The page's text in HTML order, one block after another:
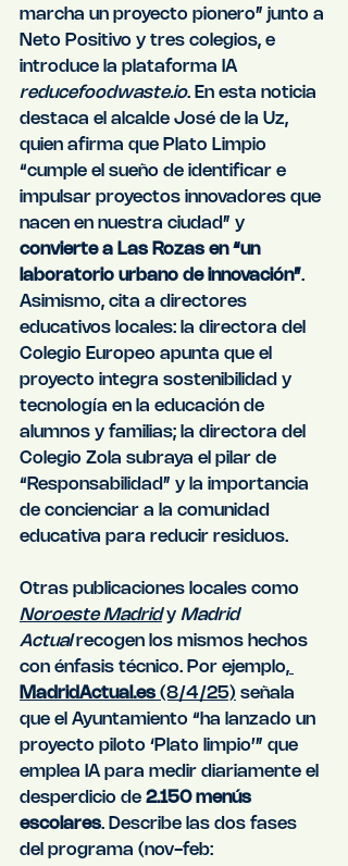
marcha un proyecto pionero” junto a
Neto Positivo y tres colegios, e
introduce la plataforma IA
reducefoodwaste.io. En esta noticia
destaca el alcalde José de la Uz,
quien afirma que Plato Limpio
“cumple el sueño de identificar e
impulsar proyectos innovadores que
nacen en nuestra ciudad” y
convierte a Las Rozas en “un
laboratorio urbano de innovación”.
Asimismo, cita a directores
educativos locales: la directora del
Colegio Europeo apunta que el
proyecto integra sostenibilidad y
tecnología en la educación de
alumnos y familias; la directora del
Colegio Zola subraya el pilar de
“Responsabilidad” y la importancia
de concienciar a la comunidad
educativa para reducir residuos.
Otras publicaciones locales como
Noroeste Madrid y Madrid
Actual recogen los mismos hechos
con énfasis técnico. Por ejemplo,
MadridActual.es (8/4/25) señala
que el Ayuntamiento “ha lanzado un
proyecto piloto ‘Plato limpio’” que
emplea IA para medir diariamente el
desperdicio de 2.150 menús
escolares. Describe las dos fases
del programa (nov-feb: